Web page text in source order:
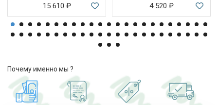
15 610 ₽ 4 520 ₽
Почему именно мы ?